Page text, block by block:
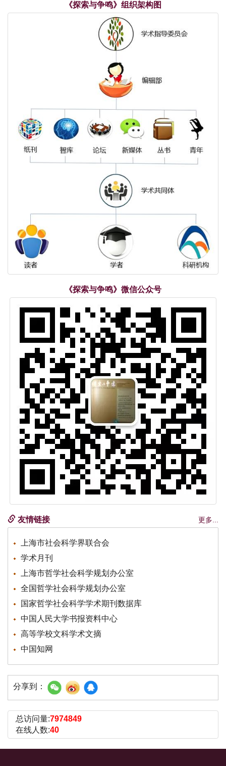
《探索与争鸣》组织架构图
《探索与争鸣》微信公众号
友情链接 更多...
上海市社会科学界联合会
学术月刊
上海市哲学社会科学规划办公室
全国哲学社会科学规划办公室
国家哲学社会科学学术期刊数据库
中国人民大学书报资料中心
高等学校文科学术文摘
中国知网
分享到：
总访问量:7974849
在线人数:40